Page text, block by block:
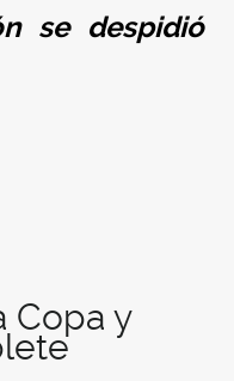
se despidió
Copa y